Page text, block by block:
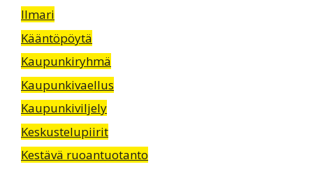
Ilmari
Kääntöpöytä
Kaupunkiryhmä
Kaupunkivaellus
Kaupunkiviljely
Keskustelupiirit
Kestävä ruoantuotanto